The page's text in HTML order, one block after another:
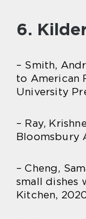
6.
– Smith,
to American
University
– Ray,
Bloomsbury
– Cheng,
small dishes
Kitchen,